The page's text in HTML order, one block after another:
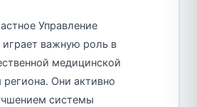
Управление
играет важную роль в
медицинской
Они активно
системы